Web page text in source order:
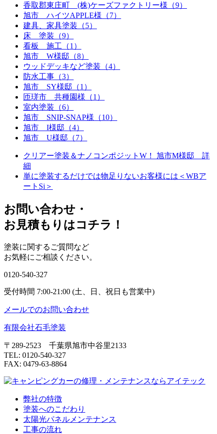
香取郡東庄町 (株)ケーズファクトリー様（9）
旭市 ハイツAPPLE様（7）
建具、家具塗装（5）
床 塗装（9）
看板 施工（1）
旭市 W様邸（8）
ウッドデッキなど塗装（4）
防水工事（3）
旭市 SY様邸（1）
匝瑳市 共種園様（1）
室内塗装（6）
旭市 SNIP-SNAP様（10）
旭市 I様邸（4）
旭市 U様邸（7）
クリアー塗装＆ナノコンポジットW！ 旭市M様邸 詳
細
単に塗装するだけでは物足りないお客様には＜WBア
ートSi＞
お問い合わせ ・
お⾒積もりはコチラ！
塗装に関するご質問など
お気軽にご相談ください。
0120-540-327
受付時間 7:00-21:00 (土、日、祝日も営業中)
メールでのお問い合わせ
有限会社石毛塗装
〒289-2523 千葉県旭市中谷里2133
TEL: 0120-540-327
FAX: 0479-63-8864
弊社の特徴
塗装へのこだわり
太陽光パネルメンテナンス
工事の流れ